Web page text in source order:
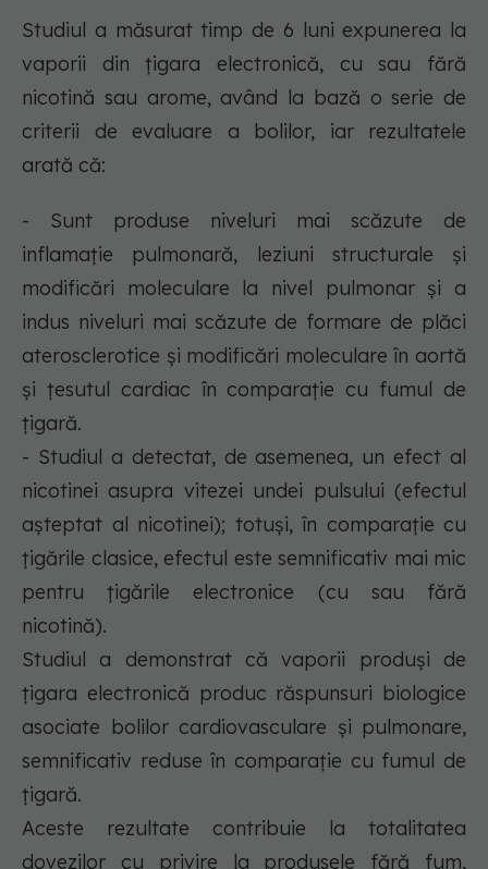
Studiul a măsurat timp de 6 luni expunerea la
vaporii din țigara electronică, cu sau fără
nicotină sau arome, având la bază o serie de
criterii de evaluare a bolilor, iar rezultatele
arată că:
- Sunt produse niveluri mai scăzute de
inflamație pulmonară, leziuni structurale și
modificări moleculare la nivel pulmonar și a
indus niveluri mai scăzute de formare de plăci
aterosclerotice și modificări moleculare în aortă
și țesutul cardiac în comparație cu fumul de
țigară.
- Studiul a detectat, de asemenea, un efect al
nicotinei asupra vitezei undei pulsului (efectul
așteptat al nicotinei); totuși, în comparație cu
țigările clasice, efectul este semnificativ mai mic
pentru țigările electronice (cu sau fără
nicotină).
Studiul a demonstrat că vaporii produși de
țigara electronică produc răspunsuri biologice
asociate bolilor cardiovasculare și pulmonare,
semnificativ reduse în comparație cu fumul de
țigară.
Aceste rezultate contribuie la totalitatea
dovezilor cu privire la produsele fără fum,